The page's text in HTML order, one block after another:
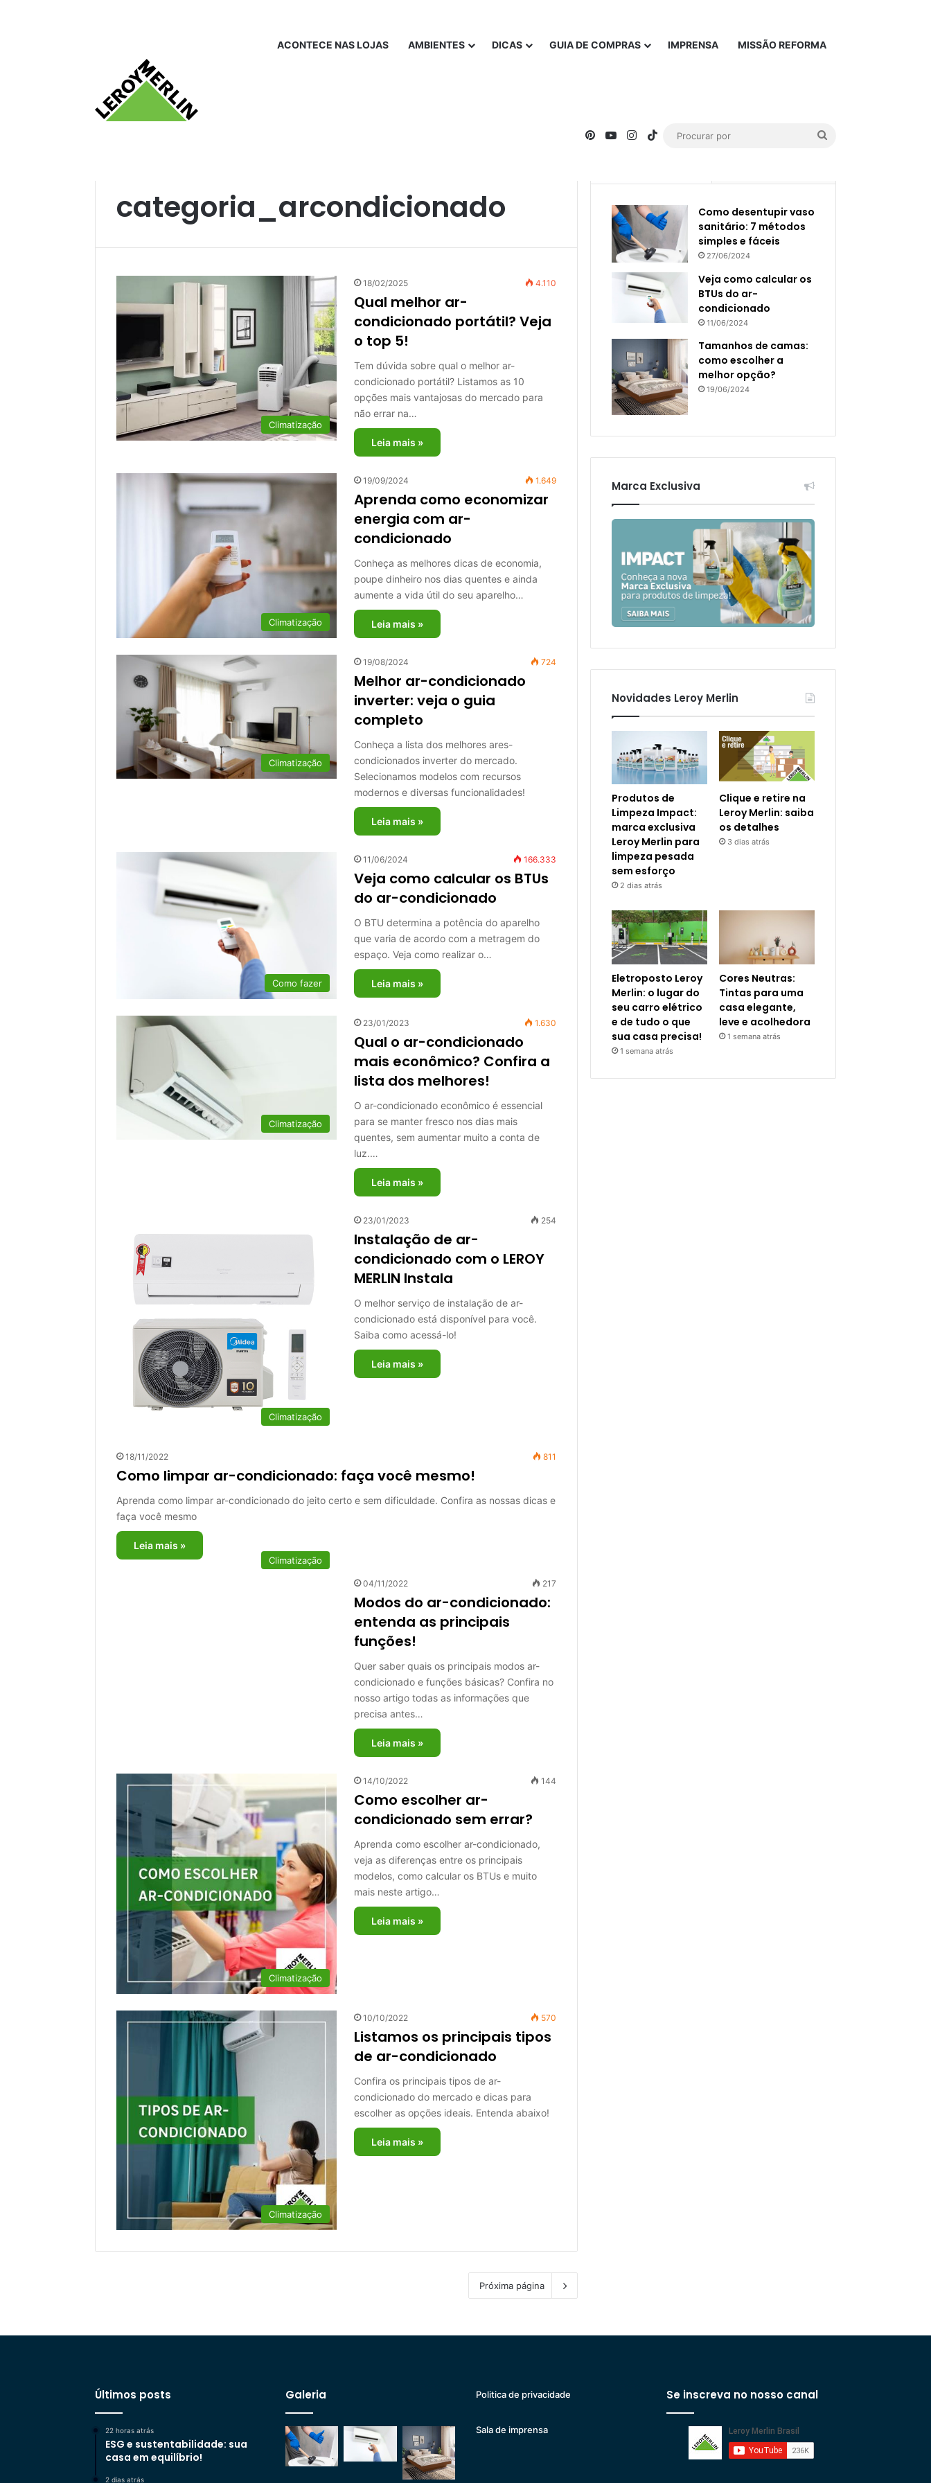
ACONTECE NAS LOJAS AMBIENTES DICAS GUIA DE COMPRAS IMPRENSA MISSÃO REFORMA
PinterestYouTubeInstagram
TikTok
categoria_arcondicionado
Climatização
18/02/2025 4.110
Qual melhor ar-
condicionado portátil? Veja
o top 5!
Tem dúvida sobre qual o melhor ar-
condicionado portátil? Listamos as 10
opções mais vantajosas do mercado para
não errar na…
Leia mais »
Climatização
19/09/2024 1.649
Aprenda como economizar
energia com ar-
condicionado
Conheça as melhores dicas de economia,
poupe dinheiro nos dias quentes e ainda
aumente a vida útil do seu aparelho…
Leia mais »
Climatização
19/08/2024 724
Melhor ar-condicionado
inverter: veja o guia
completo
Conheça a lista dos melhores ares-
condicionados inverter do mercado.
Selecionamos modelos com recursos
modernos e diversas funcionalidades!
Leia mais »
Como fazer
11/06/2024 166.333
Veja como calcular os BTUs
do ar-condicionado
O BTU determina a potência do aparelho
que varia de acordo com a metragem do
espaço. Veja como realizar o…
Leia mais »
Climatização
23/01/2023 1.630
Qual o ar-condicionado
mais econômico? Confira a
lista dos melhores!
O ar-condicionado econômico é essencial
para se manter fresco nos dias mais
quentes, sem aumentar muito a conta de
luz.…
Leia mais »
Climatização
23/01/2023 254
Instalação de ar-
condicionado com o LEROY
MERLIN Instala
O melhor serviço de instalação de ar-
condicionado está disponível para você.
Saiba como acessá-lo!
Leia mais »
18/11/2022 811
Como limpar ar-condicionado: faça você mesmo!
Aprenda como limpar ar-condicionado do jeito certo e sem dificuldade. Confira as nossas dicas e
faça você mesmo
Leia mais »
Climatização
04/11/2022 217
Modos do ar-condicionado:
entenda as principais
funções!
Quer saber quais os principais modos ar-
condicionado e funções básicas? Confira no
nosso artigo todas as informações que
precisa antes…
Leia mais »
Climatização
14/10/2022 144
Como escolher ar-
condicionado sem errar?
Aprenda como escolher ar-condicionado,
veja as diferenças entre os principais
modelos, como calcular os BTUs e muito
mais neste artigo…
Leia mais »
Climatização
10/10/2022 570
Listamos os principais tipos
de ar-condicionado
Confira os principais tipos de ar-
condicionado do mercado e dicas para
escolher as opções ideais. Entenda abaixo!
Leia mais »
Próxima página
Como desentupir vaso
sanitário: 7 métodos
simples e fáceis
27/06/2024
Veja como calcular os
BTUs do ar-
condicionado
11/06/2024
Tamanhos de camas:
como escolher a
melhor opção?
19/06/2024
Marca Exclusiva
Novidades Leroy Merlin
Produtos de
Limpeza Impact:
marca exclusiva
Leroy Merlin para
limpeza pesada
sem esforço
2 dias atrás
Clique e retire na
Leroy Merlin: saiba
os detalhes
3 dias atrás
Eletroposto Leroy
Merlin: o lugar do
seu carro elétrico
e de tudo o que
sua casa precisa!
1 semana atrás
Cores Neutras:
Tintas para uma
casa elegante,
leve e acolhedora
1 semana atrás
Últimos posts
22 horas atrás
ESG e sustentabilidade: sua
casa em equilíbrio!
2 dias atrás
Galeria Politica de privacidade
Sala de imprensa
Se inscreva no nosso canal